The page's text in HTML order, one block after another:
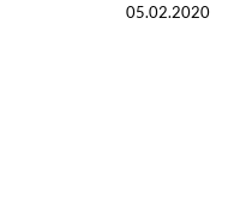
05.02.2020